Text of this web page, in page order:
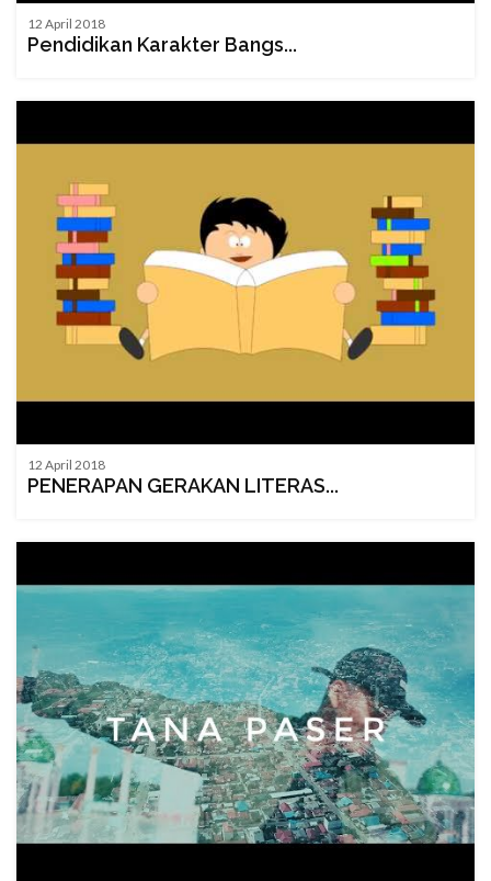
12 April 2018
Pendidikan Karakter Bangs...
12 April 2018
PENERAPAN GERAKAN LITERAS...